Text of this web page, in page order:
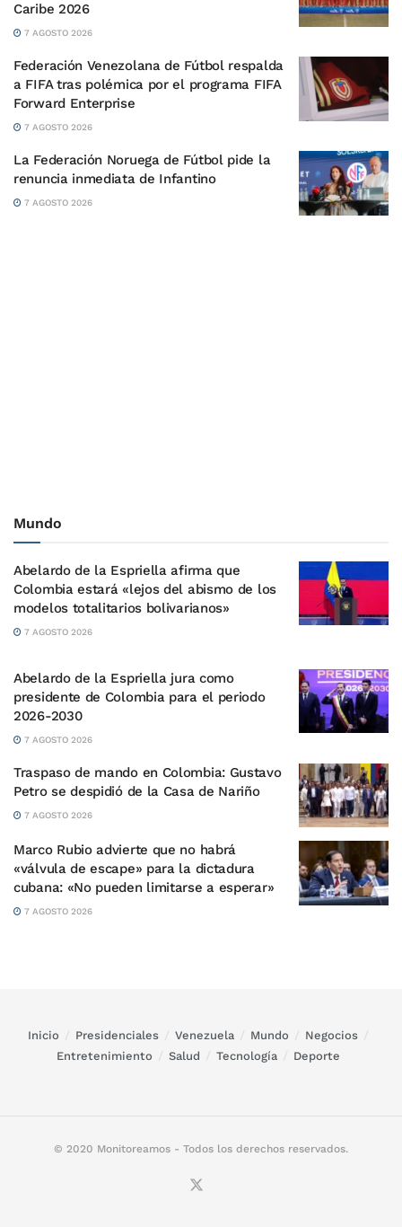
Caribe 2026
7 AGOSTO 2026
Federación Venezolana de Fútbol respalda
a FIFA tras polémica por el programa FIFA
Forward Enterprise
7 AGOSTO 2026
La Federación Noruega de Fútbol pide la
renuncia inmediata de Infantino
7 AGOSTO 2026
Mundo
Abelardo de la Espriella afirma que
Colombia estará «lejos del abismo de los
modelos totalitarios bolivarianos»
7 AGOSTO 2026
Abelardo de la Espriella jura como
presidente de Colombia para el periodo
2026-2030
7 AGOSTO 2026
Traspaso de mando en Colombia: Gustavo
Petro se despidió de la Casa de Nariño
7 AGOSTO 2026
Marco Rubio advierte que no habrá
«válvula de escape» para la dictadura
cubana: «No pueden limitarse a esperar»
7 AGOSTO 2026
Inicio Presidenciales Venezuela Mundo
Negocios
Entretenimiento
Salud Tecnología Deporte
© 2020 Monitoreamos - Todos los derechos reservados.